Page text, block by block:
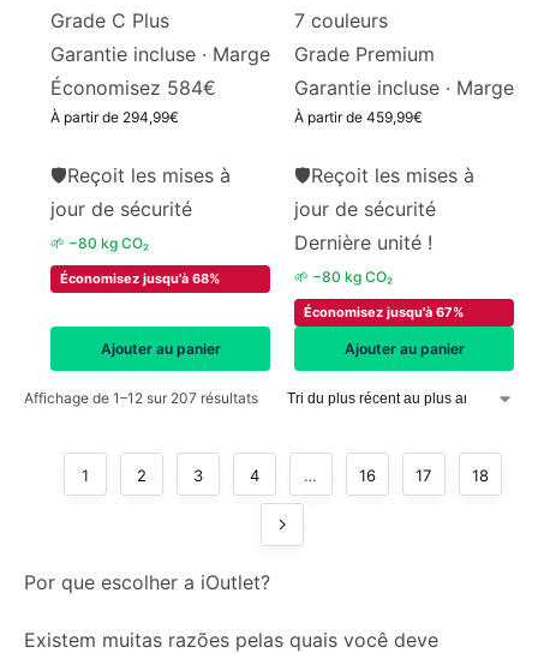
Grade C Plus
Garantie incluse · Marge
Économisez 584€
À partir de 294,99€
🛡Reçoit les mises à
jour de sécurité
🌱 −80 kg CO₂
Économisez jusqu'à 68%
Ajouter au panier
7 couleurs
Grade Premium
Garantie incluse · Marge
À partir de 459,99€
🛡Reçoit les mises à
jour de sécurité
Dernière unité !
🌱 −80 kg CO₂
Économisez jusqu'à 67%
Ajouter au panier
Affichage de 1–12 sur 207 résultats
1 2 3 4 … 16 17 18
Por que escolher a iOutlet?
Existem muitas razões pelas quais você deve